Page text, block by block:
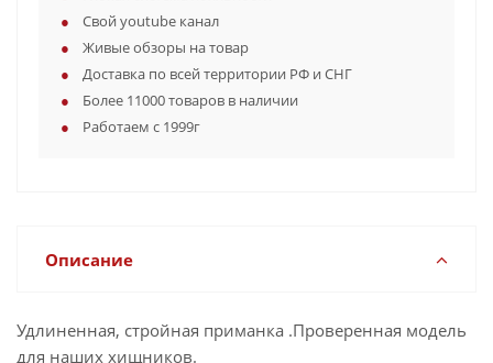
Свой youtube канал
Живые обзоры на товар
Доставка по всей территории РФ и СНГ
Более 11000 товаров в наличии
Работаем с 1999г
Описание
Удлиненная, стройная приманка .Проверенная модель
для наших хищников.